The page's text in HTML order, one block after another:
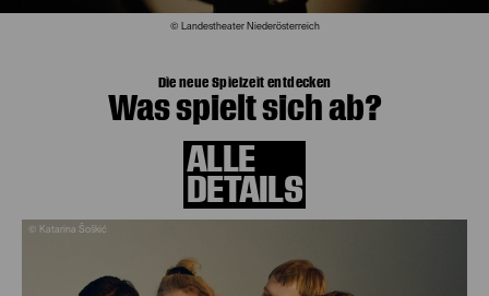
© Landestheater Niederösterreich
© Katarina Šoškić
Die neue Spielzeit entdecken
Was spielt sich ab?
ALLE
DETAILS